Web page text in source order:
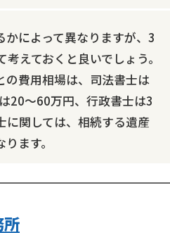
かによって異なりますが、3
えておくと良いでしょう。
の費用相場は、司法書士は
20～60万円、行政書士は3
に関しては、相続する遺産
ます。
所